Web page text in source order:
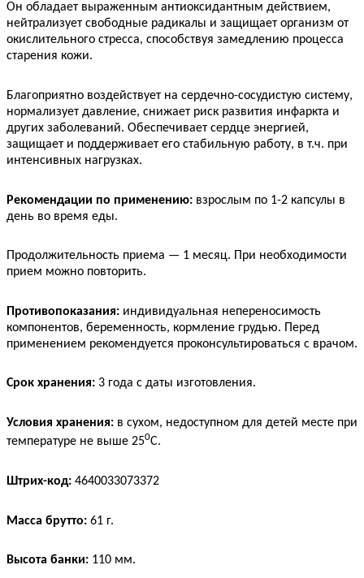
Он обладает выраженным антиоксидантным действием,
нейтрализует свободные радикалы и защищает организм от
окислительного стресса, способствуя замедлению процесса
старения кожи.
Благоприятно воздействует на сердечно-сосудистую систему,
нормализует давление, снижает риск развития инфаркта и
других заболеваний. Обеспечивает сердце энергией,
защищает и поддерживает его стабильную работу, в т.ч. при
интенсивных нагрузках.
Рекомендации по применению: взрослым по 1-2 капсулы в
день во время еды.
Продолжительность приема — 1 месяц. При необходимости
прием можно повторить.
Противопоказания: индивидуальная непереносимость
компонентов, беременность, кормление грудью. Перед
применением рекомендуется проконсультироваться с врачом.
Срок хранения: 3 года с даты изготовления.
Условия хранения: в сухом, недоступном для детей месте при
температуре не выше 250С.
Штрих-код: 4640033073372
Масса брутто: 61 г.
Высота банки: 110 мм.